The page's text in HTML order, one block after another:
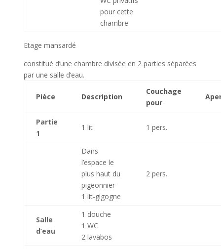
pour cette
chambre
Etage mansardé
constitué d’une chambre divisée en 2 parties séparées
par une salle d’eau.
Pièce Description
Couchage
pour
Partie
1
1 lit 1 pers.
Dans
l’espace le
plus haut du
pigeonnier
1 lit-gigogne
2 pers.
Salle
d’eau
1 douche
1 WC
2 lavabos